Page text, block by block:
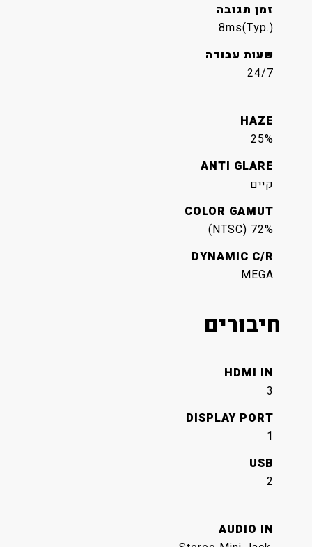
זמן תגובה
8ms(Typ.)
שעות עבודה
24/7
HAZE
25%
ANTI GLARE
קיים
COLOR GAMUT
72% (NTSC)
DYNAMIC C/R
MEGA
חיבורים
HDMI IN
3
DISPLAY PORT
1
USB
2
AUDIO IN